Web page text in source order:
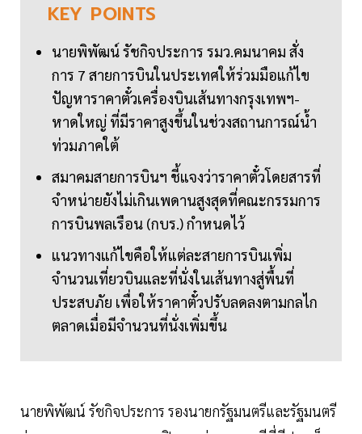
KEY POINTS
นายพิพัฒน์ รัชกิจประการ รมว.คมนาคม สั่ง
การ 7 สายการบินในประเทศให้ร่วมมือแก้ไข
ปัญหาราคาตั๋วเครื่องบินเส้นทางกรุงเทพฯ-
หาดใหญ่ ที่มีราคาสูงขึ้นในช่วงสถานการณ์น้ำ
ท่วมภาคใต้
สมาคมสายการบินฯ ชี้แจงว่าราคาตั๋วโดยสารที่
จำหน่ายยังไม่เกินเพดานสูงสุดที่คณะกรรมการ
การบินพลเรือน (กบร.) กำหนดไว้
แนวทางแก้ไขคือให้แต่ละสายการบินเพิ่ม
จำนวนเที่ยวบินและที่นั่งในเส้นทางสู่พื้นที่
ประสบภัย เพื่อให้ราคาตั๋วปรับลดลงตามกลไก
ตลาดเมื่อมีจำนวนที่นั่งเพิ่มขึ้น
นายพิพัฒน์ รัชกิจประการ รองนายกรัฐมนตรีและรัฐมนตรี